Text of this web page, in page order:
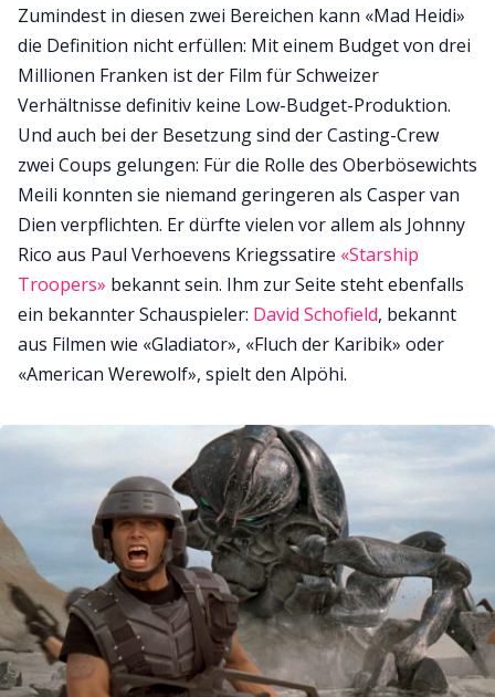
Zumindest in diesen zwei Bereichen kann «Mad Heidi»
die Definition nicht erfüllen: Mit einem Budget von drei
Millionen Franken ist der Film für Schweizer
Verhältnisse definitiv keine Low-Budget-Produktion.
Und auch bei der Besetzung sind der Casting-Crew
zwei Coups gelungen: Für die Rolle des Oberbösewichts
Meili konnten sie niemand geringeren als Casper van
Dien verpflichten. Er dürfte vielen vor allem als Johnny
Rico aus Paul Verhoevens Kriegssatire «Starship
Troopers» bekannt sein. Ihm zur Seite steht ebenfalls
ein bekannter Schauspieler: David Schofield, bekannt
aus Filmen wie «Gladiator», «Fluch der Karibik» oder
«American Werewolf», spielt den Alpöhi.